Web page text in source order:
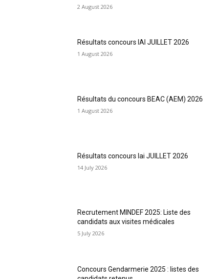
2 August 2026
Résultats concours IAI JUILLET 2026
1 August 2026
Résultats du concours BEAC (AEM) 2026
1 August 2026
Résultats concours Iai JUILLET 2026
14 July 2026
Recrutement MINDEF 2025: Liste des
candidats aux visites médicales
5 July 2026
Concours Gendarmerie 2025 : listes des